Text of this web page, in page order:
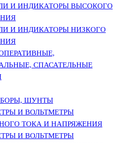
И ИНДИКАТОРЫ ВЫСОКОГО
И ИНДИКАТОРЫ НИЗКОГО
СПАСАТЕЛЬНЫЕ
ШУНТЫ
И ВОЛЬТМЕТРЫ
ТОКА И НАПРЯЖЕНИЯ
И ВОЛЬТМЕТРЫ